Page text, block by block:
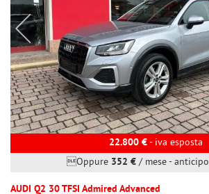
22.800 €- iva esposta
Oppure 352 € / mese-anticipo
AUDI Q2 30 TFSI Admired Advanced